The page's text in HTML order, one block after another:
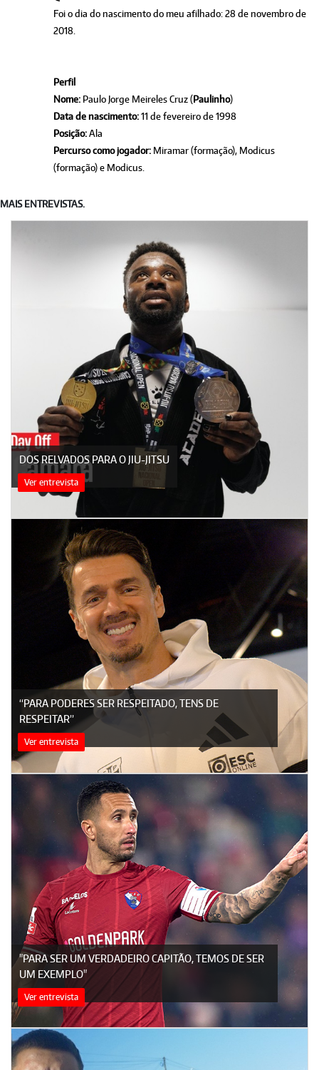
Foi o dia do nascimento do meu afilhado: 28 de novembro de
2018.
Perfil
Nome: Paulo Jorge Meireles Cruz (Paulinho)
Data de nascimento:11 de fevereiro de 1998
Posição:Ala
Percurso como jogador: Miramar (formação), Modicus
(formação) e Modicus.
MAIS ENTREVISTAS.
DOS RELVADOS PARA O JIU-JITSU
Ver entrevista
“PARA PODERES SER RESPEITADO, TENS DE
RESPEITAR”
Ver entrevista
"PARA SER UM VERDADEIRO CAPITÃO, TEMOS DE SER
UM EXEMPLO"
Ver entrevista